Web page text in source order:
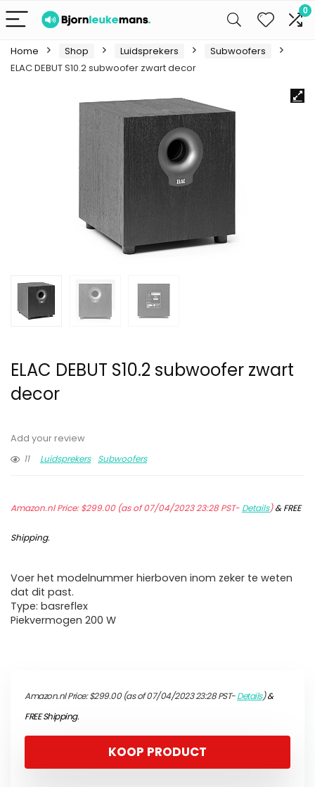
0
Home Shop Luidsprekers
Subwoofers
ELAC DEBUT S10.2 subwoofer zwart decor
ELAC DEBUT S10.2 subwoofer zwart
decor
Add your review
11
Luidsprekers Subwoofers
Amazon.nl Price:$299.00(as of 07/04/2023 23:28 PST- Details)&FREE
Shipping.
Voer het modelnummer hierboven inom zeker te weten
dat dit past.
Type: basreflex
Piekvermogen 200 W
Amazon.nl Price:$299.00(as of 07/04/2023 23:28 PST-Details)&
FREE Shipping.
KOOP PRODUCT